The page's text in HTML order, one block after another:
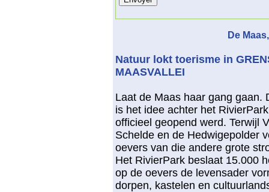
De
Natuur lokt toerisme in
MAASVALLEI
Laat de Maas haar gang gaan.
is het idee achter het
officieel geopend werd. Terwijl
Schelde en de Hedwigepolder
oevers van die andere grote
Het RivierPark beslaat 15.000
op de oevers de levensader
dorpen, kastelen en